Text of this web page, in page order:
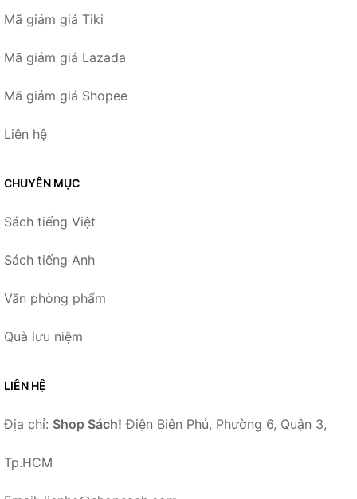
Mã giảm giá Tiki
Mã giảm giá Lazada
Mã giảm giá Shopee
Liên hệ
CHUYÊN MỤC
Sách tiếng Việt
Sách tiếng Anh
Văn phòng phẩm
Quà lưu niệm
LIÊN HỆ
Địa chỉ: Shop Sách! Điện Biên Phủ, Phường 6, Quận 3,
Tp.HCM